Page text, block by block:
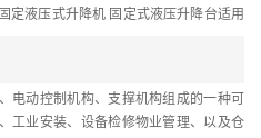
定液压式升降机 固定式液压升降台适用
电动控制机构、支撑机构组成的一种可
工业安装、设备检修物业管理、以及仓